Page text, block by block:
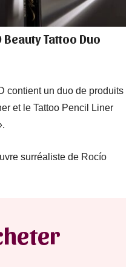
Tattoo Duo
contient un duo de produits
et le Tattoo Pencil Liner
surréaliste de Rocío